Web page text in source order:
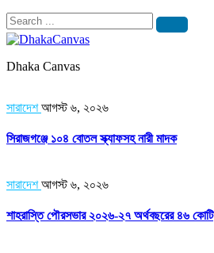
Dhaka Canvas
সারাদেশ আগস্ট ৬, ২০২৬
সিরাজগঞ্জে ১০৪ বোতল স্ক্যাফসহ নারী মাদক
সারাদেশ আগস্ট ৬, ২০২৬
শাহরাস্তি পৌরসভার ২০২৬-২৭ অর্থবছরের ৪৬ কোটি